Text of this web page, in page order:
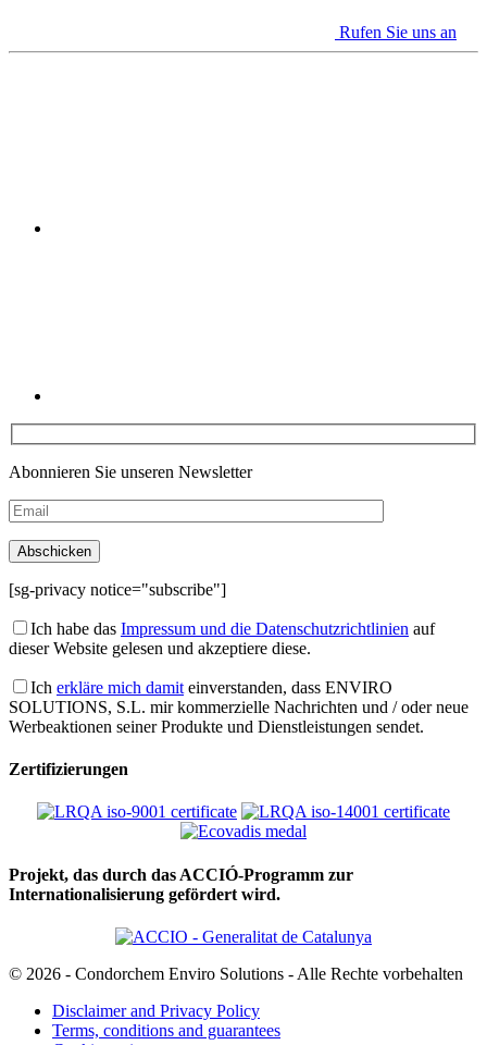
Rufen Sie uns an
Abonnieren Sie unseren Newsletter
[sg-privacy notice="subscribe"]
Ich habe das Impressum und die Datenschutzrichtlinien auf
dieser Website gelesen und akzeptiere diese.
Ich erkläre mich damit einverstanden, dass ENVIRO
SOLUTIONS, S.L. mir kommerzielle Nachrichten und / oder neue
Werbeaktionen seiner Produkte und Dienstleistungen sendet.
Zertifizierungen
Projekt, das durch das ACCIÓ-Programm zur
Internationalisierung gefördert wird.
© 2026 - Condorchem Enviro Solutions - Alle Rechte vorbehalten
Disclaimer and Privacy Policy
Terms, conditions and guarantees